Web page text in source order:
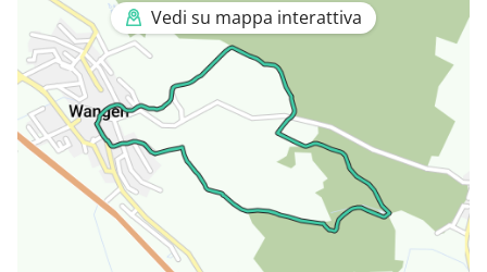
Vedi su mappa interattiva